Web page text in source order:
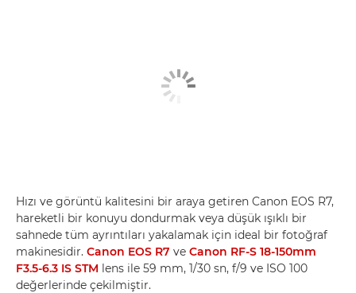
Hızı ve görüntü kalitesini bir araya getiren Canon EOS R7,
hareketli bir konuyu dondurmak veya düşük ışıklı bir
sahnede tüm ayrıntıları yakalamak için ideal bir fotoğraf
makinesidir. Canon EOS R7 ve Canon RF-S 18-150mm
F3.5-6.3 IS STM lens ile 59 mm, 1/30 sn, f/9 ve ISO 100
değerlerinde çekilmiştir.